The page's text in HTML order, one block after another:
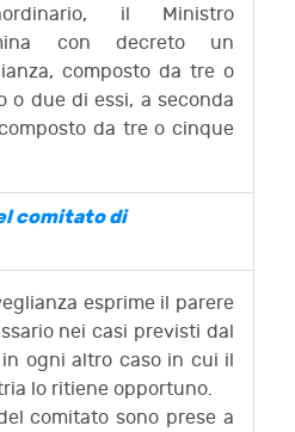
il Ministro
con decreto un
composto da tre o
o due di essi, a seconda
da tre o cinque
i creditori chirografari;
particolarmente
di attività esercitata
concorsuale.
altresì, tra i membri del
del comitato è
che ha dichiarato lo
alla regione ed al
ha la sede principale.
comitato di
esprime il parere
nei casi previsti dal
ogni altro caso in cui il
lo ritiene opportuno.
comitato sono prese a